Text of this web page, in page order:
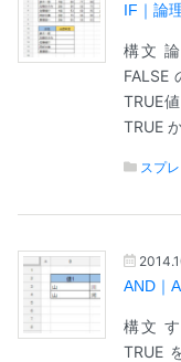
IF｜論
構文
TRUE
TRUE
スプ
AND｜
構文
TRUE